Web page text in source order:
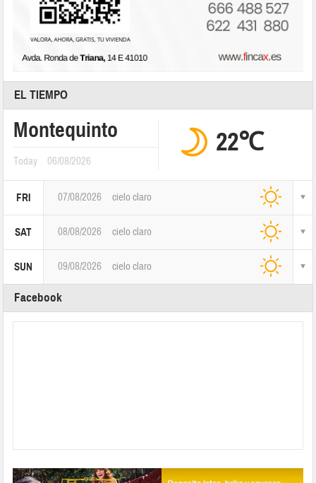
EL TIEMPO
Montequinto
Today 06/08/2026
22℃
FRI 07/08/2026 cielo claro
SAT 08/08/2026 cielo claro
SUN 09/08/2026 cielo claro
Facebook